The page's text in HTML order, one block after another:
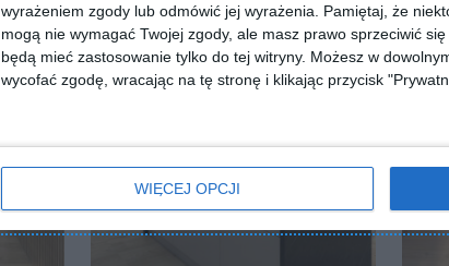
wyrażeniem zgody lub odmówić jej wyrażenia.
Pamiętaj, że
mogą nie wymagać Twojej zgody, ale masz prawo sprzeciwić
będą mieć zastosowanie tylko do tej witryny. Możesz w
wycofać zgodę, wracając na tę stronę i klikając przycisk
WIĘCEJ OPCJI